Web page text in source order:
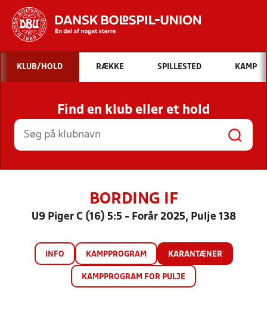
Hvad vil du søge efter?
INDHOLD OG NYHEDER
STILLINGER, RESULTATER, KLUBBER OG
HOLD
KLUB/HOLD RÆKKE SPILLESTED KAMP
Find en klub eller et hold
BORDING IF
U9 Piger C (16) 5:5 - Forår 2025, Pulje 138
INFO KAMPPROGRAM KARANTÆNER
KAMPPROGRAM FOR PULJE